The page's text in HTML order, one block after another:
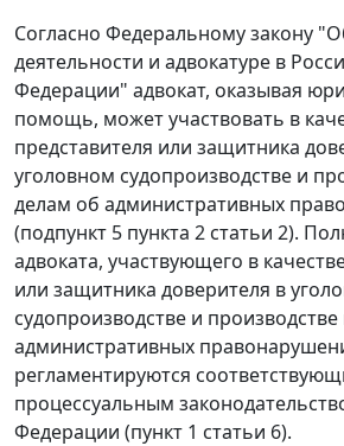
Согласно Федеральному закону
деятельности и адвокатуре в
Федерации" адвокат, оказывая
помощь, может участвовать в
представителя или защитника
уголовном судопроизводстве и
делам об административных
(подпункт 5 пункта 2 статьи 2).
адвоката, участвующего в
или защитника доверителя в
судопроизводстве и
административных
регламентируются
процессуальным
Федерации (пункт 1 статьи 6).